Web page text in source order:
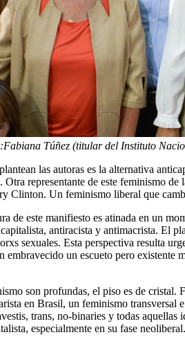
Túñez (titular del Instituto
las autoras es la alternativa
Otra representante de este feminismo
Clinton. Un feminismo liberal que
de este manifiesto es atinada en un
antiracista y antimacrista. El
sexuales. Esta perspectiva resulta
embravecido un escueto pero existente
son profundas, el piso es de cristal.
en Brasil, un feminismo transversal
trans, no-binaries y todas
especialmente en su fase neoliberal.